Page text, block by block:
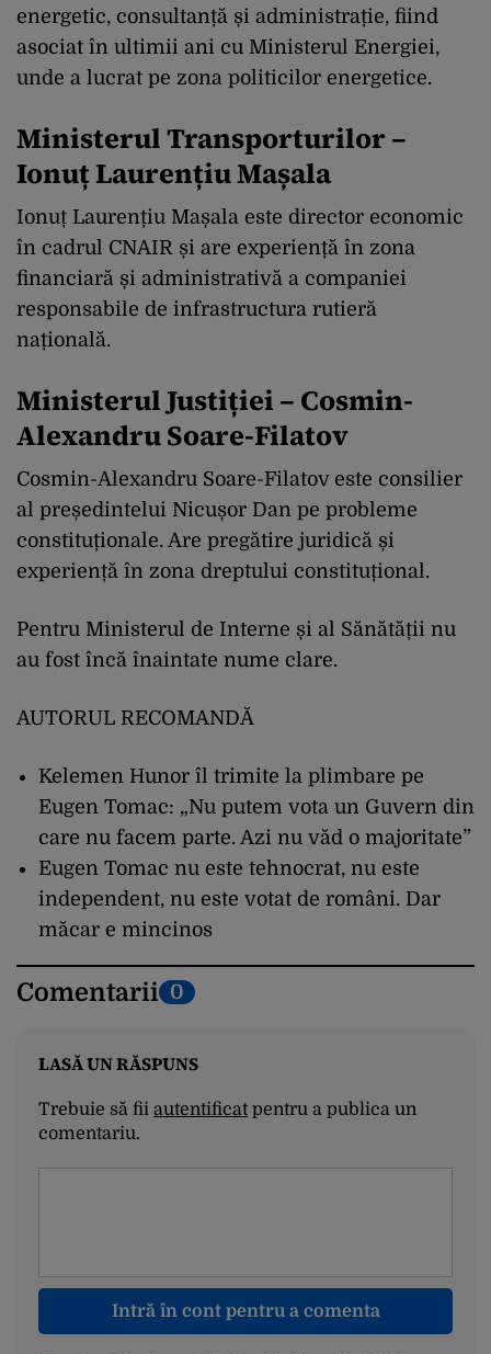
energetic, consultanță și administrație, fiind
asociat în ultimii ani cu Ministerul Energiei,
unde a lucrat pe zona politicilor energetice.
Ministerul Transporturilor –
Ionuț Laurențiu Mașala
Ionuț Laurențiu Mașala este director economic
în cadrul CNAIR și are experiență în zona
financiară și administrativă a companiei
responsabile de infrastructura rutieră
națională.
Ministerul Justiției – Cosmin-
Alexandru Soare-Filatov
Cosmin-Alexandru Soare-Filatov este consilier
al președintelui Nicușor Dan pe probleme
constituționale. Are pregătire juridică și
experiență în zona dreptului constituțional.
Pentru Ministerul de Interne și al Sănătății nu
au fost încă înaintate nume clare.
AUTORUL RECOMANDĂ
Kelemen Hunor îl trimite la plimbare pe
Eugen Tomac: „Nu putem vota un Guvern din
care nu facem parte. Azi nu văd o majoritate”
Eugen Tomac nu este tehnocrat, nu este
independent, nu este votat de români. Dar
măcar e mincinos
Comentarii 0
LASĂ UN RĂSPUNS
Trebuie să fii autentificatpentru a publica un
comentariu.
Intră în cont pentru a comenta